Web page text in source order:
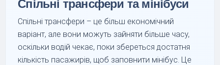
Спільні трансфери та мінібуси
Спільні трансфери – це більш економічний
варіант, але вони можуть зайняти більше часу,
оскільки водій чекає, поки збереться достатня
кількість пасажирів, щоб заповнити мінібус. Це